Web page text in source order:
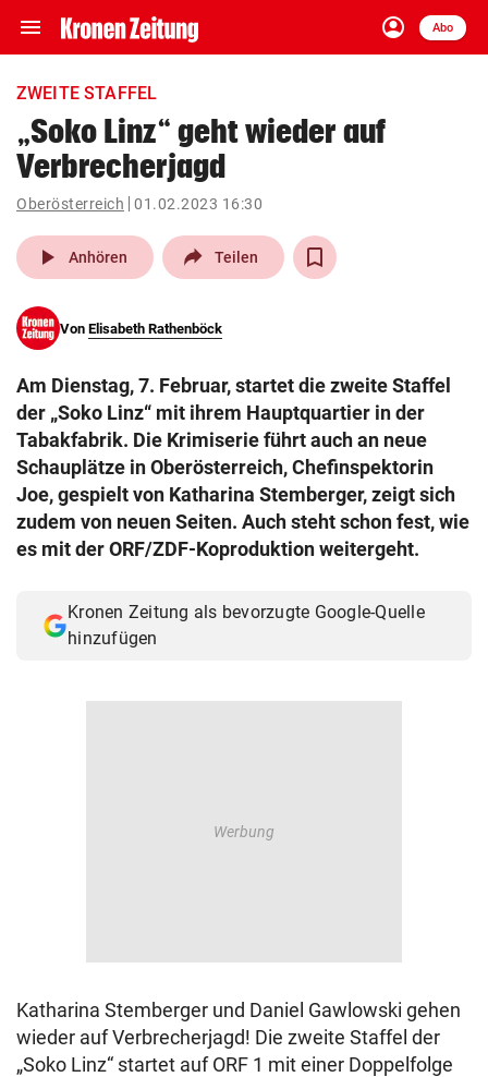
menu Navigation
ein-/ausklappen
account_circle
Anmelden
Abo
close Schließen
account_circle Anmelden
pin_drop
Wien arrow_right
search
eingeben
© Krone Multimedia GmbH & Co KG 2026
Muthgasse 2, 1190 Wien
ZWEITE STAFFEL
„Soko Linz“ geht wieder auf
Verbrecherjagd
Oberösterreich 01.02.2023 16:30
play_arrow Anhören Teilen
Von Elisabeth Rathenböck
Am Dienstag, 7. Februar, startet die zweite Staffel
der „Soko Linz“ mit ihrem Hauptquartier in der
Tabakfabrik. Die Krimiserie führt auch an neue
Schauplätze in Oberösterreich, Chefinspektorin
Joe, gespielt von Katharina Stemberger, zeigt sich
zudem von neuen Seiten. Auch steht schon fest, wie
es mit der ORF/ZDF-Koproduktion weitergeht.
Kronen Zeitung als bevorzugte Google-Quelle
hinzufügen
Katharina Stemberger und Daniel Gawlowski gehen
wieder auf Verbrecherjagd! Die zweite Staffel der
„Soko Linz“ startet auf ORF 1 mit einer Doppelfolge